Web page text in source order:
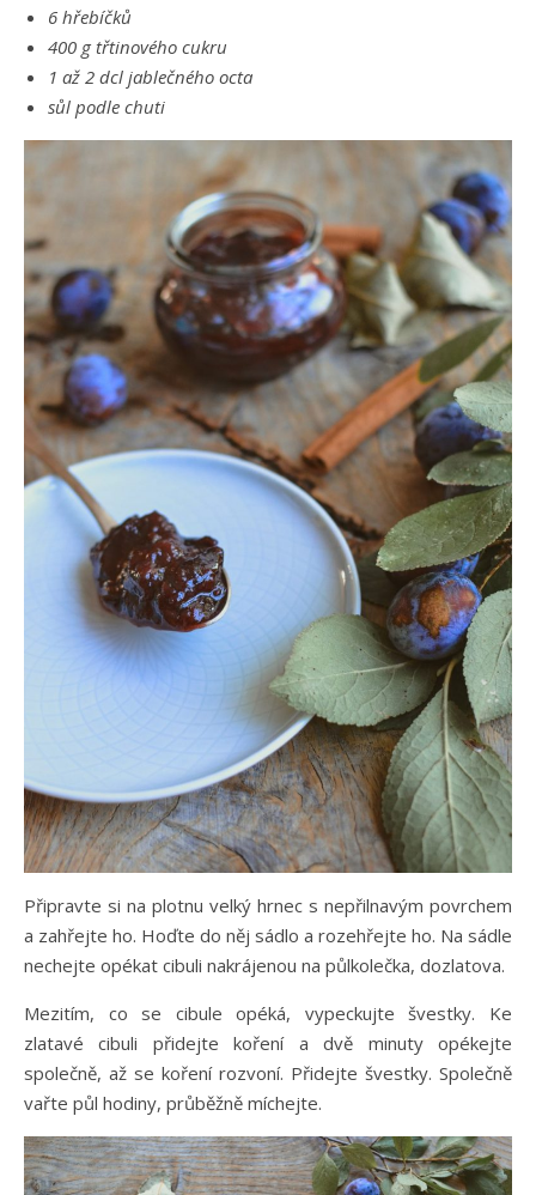
6 hřebíčků
400 g třtinového cukru
1 až 2 dcl jablečného octa
sůl podle chuti
Připravte si na plotnu velký hrnec s nepřilnavým povrchem
a zahřejte ho. Hoďte do něj sádlo a rozehřejte ho. Na sádle
nechejte opékat cibuli nakrájenou na půlkolečka, dozlatova.
Mezitím, co se cibule opéká, vypeckujte švestky. Ke
zlatavé cibuli přidejte koření a dvě minuty opékejte
společně, až se koření rozvoní. Přidejte švestky. Společně
vařte půl hodiny, průběžně míchejte.